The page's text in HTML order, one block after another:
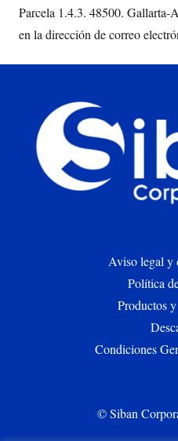
Parcela 1.4.3. 48500.
en la dirección de correo
Aviso legal y
Política
Productos
Condiciones
© Siban